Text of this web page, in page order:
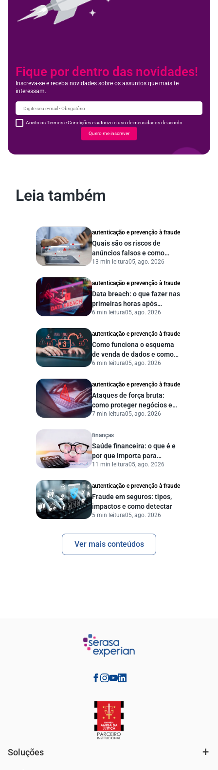
Fique por dentro das novidades!
Inscreva-se e receba novidades sobre os assuntos que mais te
interessam.
Aceito os Termos e Condições e autorizo o uso de meus dados de acordo
Quero me inscrever
Leia também
autenticação e prevenção à fraude
Quais são os riscos de
anúncios falsos e como
proteger seu negócio?
13 min leitura05, ago. 2026
autenticação e prevenção à fraude
Data breach: o que fazer nas
primeiras horas após
vazamento de dados?
6 min leitura05, ago. 2026
autenticação e prevenção à fraude
Como funciona o esquema
de venda de dados e como
proteger sua empresa?
6 min leitura05, ago. 2026
autenticação e prevenção à fraude
Ataques de força bruta:
como proteger negócios e
dados digitais
7 min leitura05, ago. 2026
finanças
Saúde financeira: o que é e
por que importa para
pessoas e empresas?
11 min leitura05, ago. 2026
autenticação e prevenção à fraude
Fraude em seguros: tipos,
impactos e como detectar
5 min leitura05, ago. 2026
Ver mais conteúdos
Soluções